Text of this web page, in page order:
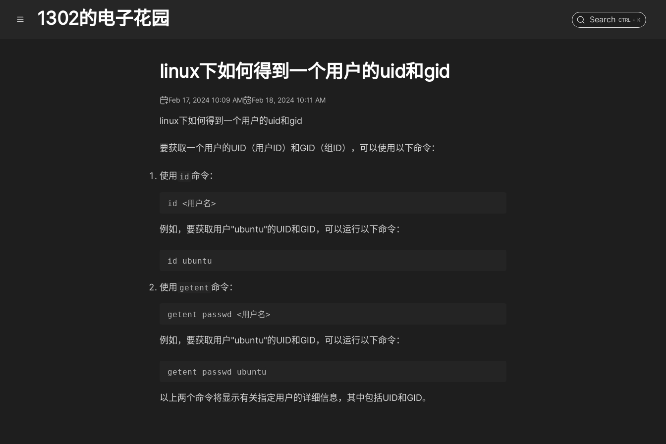
1302的电子花园 Search CTRL + K
linux下如何得到一个用户的uid和gid
Feb 17, 2024 10:09 AM Feb 18, 2024 10:11 AM
linux下如何得到一个用户的uid和gid
要获取一个用户的UID（用户ID）和GID（组ID），可以使用以下命令：
使用 id 命令：
例如，要获取用户"ubuntu"的UID和GID，可以运行以下命令：
使用 getent 命令：
例如，要获取用户"ubuntu"的UID和GID，可以运行以下命令：
以上两个命令将显示有关指定用户的详细信息，其中包括UID和GID。